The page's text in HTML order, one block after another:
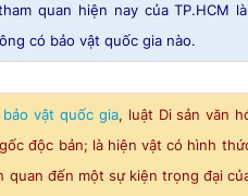
quan hiện nay của TP.HCM
có bảo vật quốc gia nào.
bảo vật quốc gia, luật Di sản văn
độc bản; là hiện vật có hình
quan đến một sự kiện trọng đại